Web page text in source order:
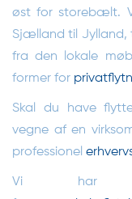
øst for storebælt.
Sjælland til Jylland,
fra den lokale
former for
Skal du have
vegne af en
professionel
Vi har